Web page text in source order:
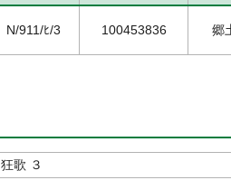
N/911/ﾋ/3 100453836 郷
狂歌 ３